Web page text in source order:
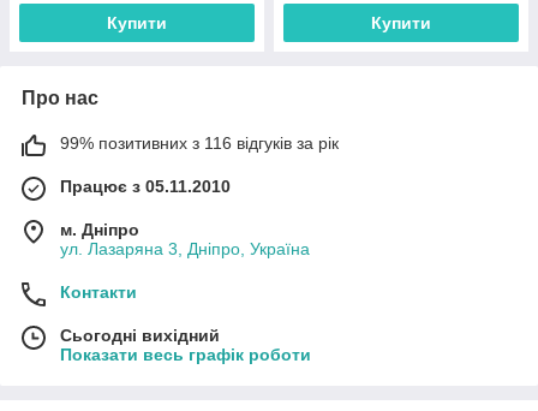
Купити Купити
Про нас
99% позитивних з 116 відгуків за рік
Працює з 05.11.2010
м. Дніпро
ул. Лазаряна 3, Дніпро, Україна
Контакти
Сьогодні вихідний
Показати весь графік роботи